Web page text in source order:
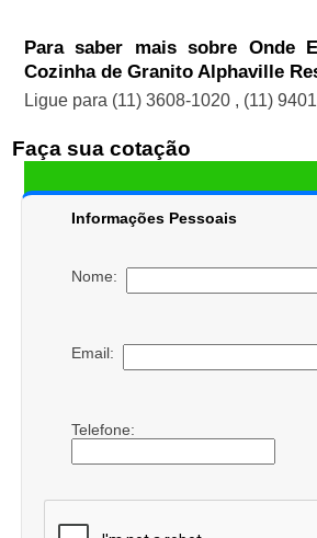
Para saber mais sobre Onde
Cozinha de Granito Alphaville
Ligue para (11) 3608-1020 , (11)
Faça sua cotação
Informações Pessoais
Nome:
Email:
Telefone: